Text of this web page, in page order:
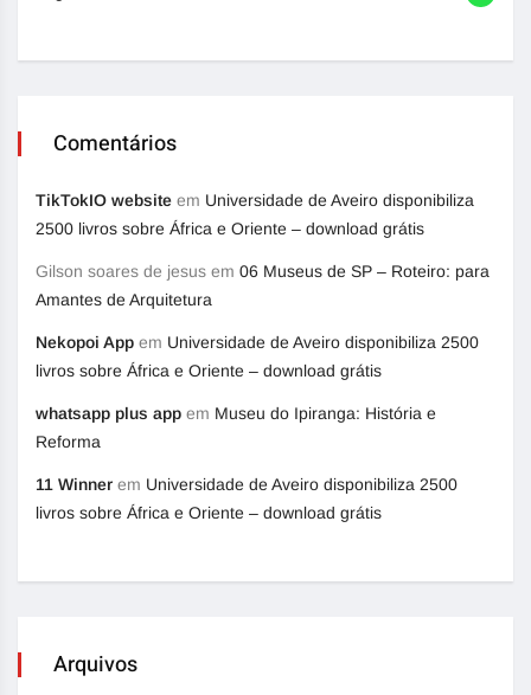
Comentários
TikTokIO website em Universidade de Aveiro disponibiliza
2500 livros sobre África e Oriente – download grátis
Gilson soares de jesus em 06 Museus de SP – Roteiro: para
Amantes de Arquitetura
Nekopoi App em Universidade de Aveiro disponibiliza 2500
livros sobre África e Oriente – download grátis
whatsapp plus app em Museu do Ipiranga: História e
Reforma
11 Winner em Universidade de Aveiro disponibiliza 2500
livros sobre África e Oriente – download grátis
Arquivos